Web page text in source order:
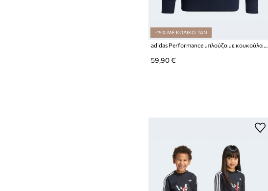
-15% ΜΕ ΚΩΔΙΚΟ: TAN
adidas Performance μπλούζα με κουκούλα παιδική με βαμβάκι REAL MADRID
59,90 €